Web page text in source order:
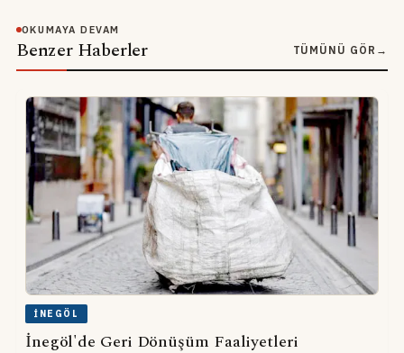
OKUMAYA DEVAM
Benzer Haberler TÜMÜNÜ GÖR →
İNEGÖL
İnegöl'de Geri Dönüşüm Faaliyetleri